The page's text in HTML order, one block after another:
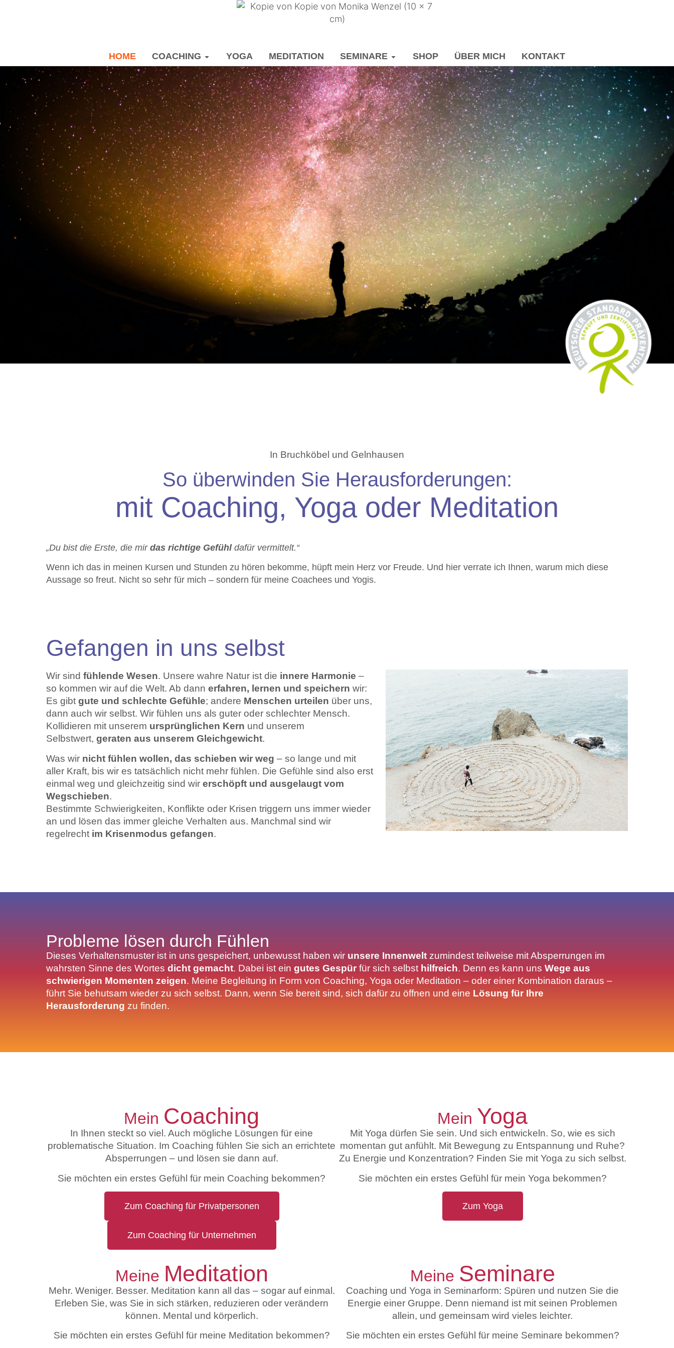
HOME COACHING YOGA MEDITATION SEMINARE SHOP ÜBER MICH KONTAKT
In Bruchköbel und Gelnhausen
So überwinden Sie Herausforderungen:
mit Coaching, Yoga oder Meditation
„Du bist die Erste, die mir das richtige Gefühldafür vermittelt.“
Wenn ich das in meinen Kursen und Stunden zu hören bekomme, hüpft mein Herz vor Freude. Und hier verrate ich Ihnen, warum mich diese
Aussage so freut. Nicht so sehr für mich – sondern für meine Coachees und Yogis.
Gefangen in uns selbst
Wir sind fühlende Wesen. Unsere wahre Natur ist die innere Harmonie –
so kommen wir auf die Welt. Ab dann erfahren, lernen und speichern wir:
Es gibt gute und schlechte Gefühle; andere Menschen urteilen über uns,
dann auch wir selbst. Wir fühlen uns als guter oder schlechter Mensch.
Kollidieren mit unserem ursprünglichen Kern und unserem
Selbstwert, geraten aus unserem Gleichgewicht.
Was wir nicht fühlen wollen, das schieben wir weg – so lange und mit
aller Kraft, bis wir es tatsächlich nicht mehr fühlen. Die Gefühle sind also erst
einmal weg und gleichzeitig sind wir erschöpft und ausgelaugt vom
Wegschieben.
Bestimmte Schwierigkeiten, Konflikte oder Krisen triggern uns immer wieder
an und lösen das immer gleiche Verhalten aus. Manchmal sind wir
regelrecht im Krisenmodus gefangen.
Probleme lösen durch Fühlen
Dieses Verhaltensmuster ist in uns gespeichert, unbewusst haben wir unsere Innenwelt zumindest teilweise mit Absperrungen im
wahrsten Sinne des Wortes dicht gemacht. Dabei ist ein gutes Gespür für sich selbst hilfreich. Denn es kann uns Wege aus
schwierigen Momenten zeigen. Meine Begleitung in Form von Coaching, Yoga oder Meditation – oder einer Kombination daraus –
führt Sie behutsam wieder zu sich selbst. Dann, wenn Sie bereit sind, sich dafür zu öffnen und eine Lösung für Ihre
Herausforderung zu finden.
Mein Coaching
In Ihnen steckt so viel. Auch mögliche Lösungen für eine
problematische Situation. Im Coaching fühlen Sie sich an errichtete
Absperrungen – und lösen sie dann auf.
Sie möchten ein erstes Gefühl für mein Coaching bekommen?
Zum Coaching für Privatpersonen
Zum Coaching für Unternehmen
Mein Yoga
Mit Yoga dürfen Sie sein. Und sich entwickeln. So, wie es sich
momentan gut anfühlt. Mit Bewegung zu Entspannung und Ruhe?
Zu Energie und Konzentration? Finden Sie mit Yoga zu sich selbst.
Sie möchten ein erstes Gefühl für mein Yoga bekommen?
Zum Yoga
Meine Meditation
Mehr. Weniger. Besser. Meditation kann all das – sogar auf einmal.
Erleben Sie, was Sie in sich stärken, reduzieren oder verändern
können. Mental und körperlich.
Sie möchten ein erstes Gefühl für meine Meditation bekommen?
Meine Seminare
Coaching und Yoga in Seminarform: Spüren und nutzen Sie die
Energie einer Gruppe. Denn niemand ist mit seinen Problemen
allein, und gemeinsam wird vieles leichter.
Sie möchten ein erstes Gefühl für meine Seminare bekommen?